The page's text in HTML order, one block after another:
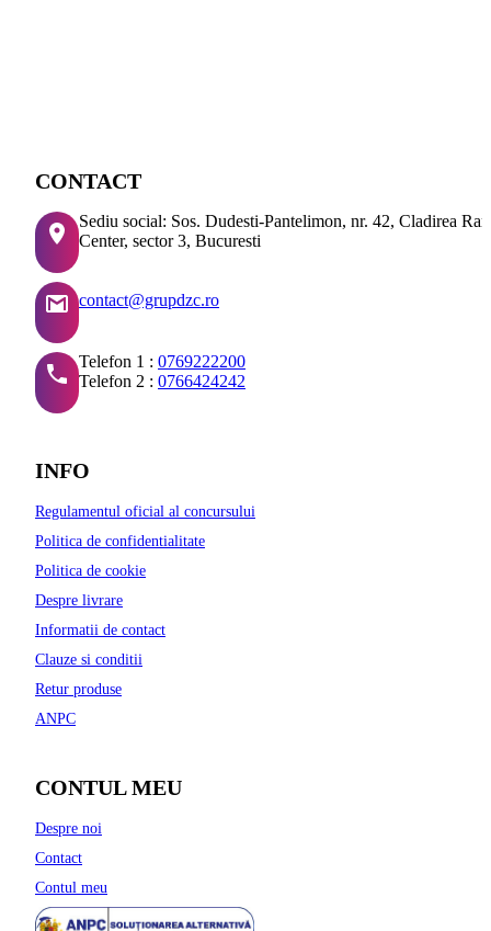
CONTACT
Sediu social: Sos. Dudesti-Pantelimon, nr. 42, Cladirea
Center, sector 3, Bucuresti
contact@grupdzc.ro
Telefon 1 : 0769222200
Telefon 2 : 0766424242
INFO
Regulamentul oficial al concursului
Politica de confidentialitate
Politica de cookie
Despre livrare
Informatii de contact
Clauze si conditii
Retur produse
ANPC
CONTUL MEU
Despre noi
Contact
Contul meu